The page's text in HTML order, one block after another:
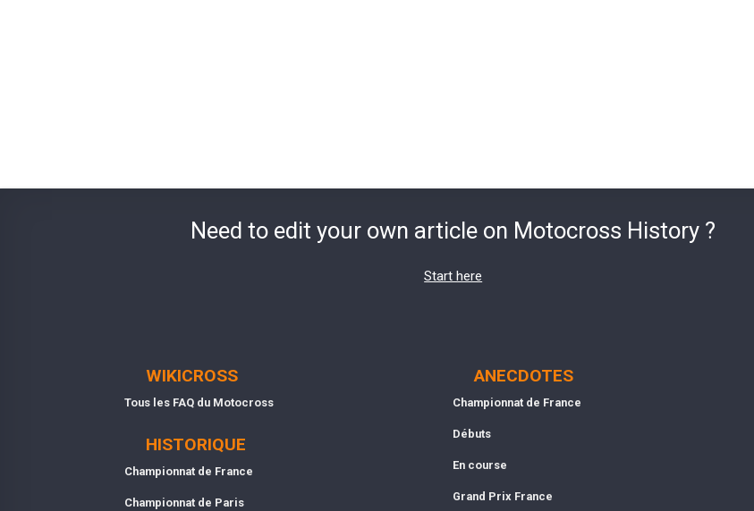
Need to edit your own article on Motocross History ?
Start here
WIKICROSS
Tous les FAQ du Motocross
HISTORIQUE
Championnat de France
Championnat de Paris
ANECDOTES
Championnat de France
Débuts
En course
Grand Prix France